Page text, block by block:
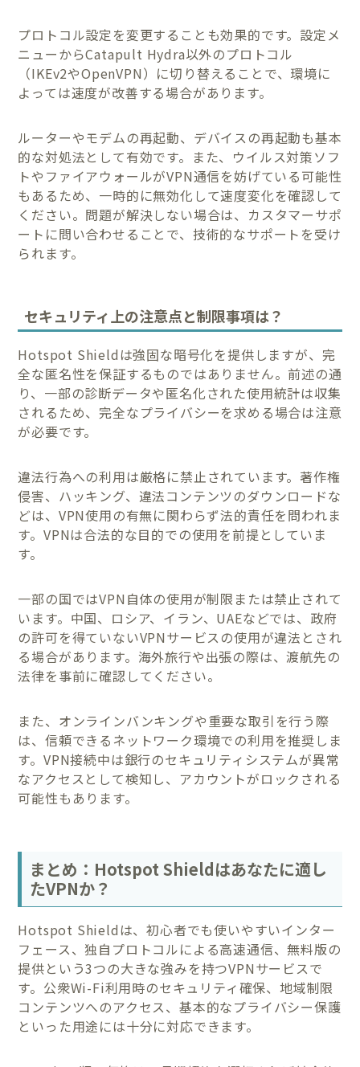
プロトコル設定を変更することも効果的です。設定メ
ニューからCatapult Hydra以外のプロトコル
（IKEv2やOpenVPN）に切り替えることで、環境に
よっては速度が改善する場合があります。
ルーターやモデムの再起動、デバイスの再起動も基本
的な対処法として有効です。また、ウイルス対策ソフ
トやファイアウォールがVPN通信を妨げている可能性
もあるため、一時的に無効化して速度変化を確認して
ください。問題が解決しない場合は、カスタマーサポ
ートに問い合わせることで、技術的なサポートを受け
られます。
セキュリティ上の注意点と制限事項は？
Hotspot Shieldは強固な暗号化を提供しますが、完
全な匿名性を保証するものではありません。前述の通
り、一部の診断データや匿名化された使用統計は収集
されるため、完全なプライバシーを求める場合は注意
が必要です。
違法行為への利用は厳格に禁止されています。著作権
侵害、ハッキング、違法コンテンツのダウンロードな
どは、VPN使用の有無に関わらず法的責任を問われま
す。VPNは合法的な目的での使用を前提としていま
す。
一部の国ではVPN自体の使用が制限または禁止されて
います。中国、ロシア、イラン、UAEなどでは、政府
の許可を得ていないVPNサービスの使用が違法とされ
る場合があります。海外旅行や出張の際は、渡航先の
法律を事前に確認してください。
また、オンラインバンキングや重要な取引を行う際
は、信頼できるネットワーク環境での利用を推奨しま
す。VPN接続中は銀行のセキュリティシステムが異常
なアクセスとして検知し、アカウントがロックされる
可能性もあります。
まとめ：Hotspot Shieldはあなたに適し
たVPNか？
Hotspot Shieldは、初心者でも使いやすいインター
フェース、独自プロトコルによる高速通信、無料版の
提供という3つの大きな強みを持つVPNサービスで
す。公衆Wi-Fi利用時のセキュリティ確保、地域制限
コンテンツへのアクセス、基本的なプライバシー保護
といった用途には十分に対応できます。